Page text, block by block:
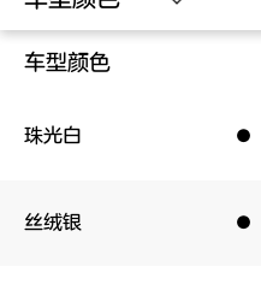
车型颜色
内饰颜色
基础参数
车型颜色
珠光白 ●
丝绒银 ●
●
●